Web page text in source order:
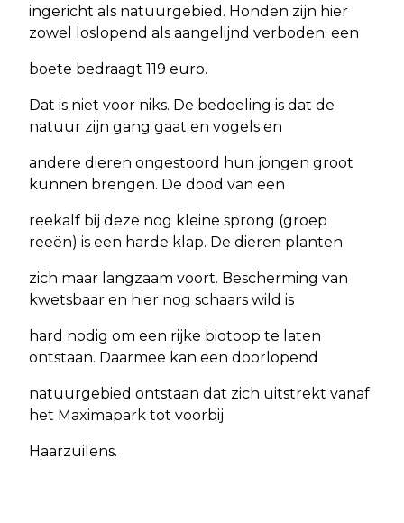
ingericht als natuurgebied. Honden zijn hier
zowel loslopend als aangelijnd verboden: een
boete bedraagt 119 euro.
Dat is niet voor niks. De bedoeling is dat de
natuur zijn gang gaat en vogels en
andere dieren ongestoord hun jongen groot
kunnen brengen. De dood van een
reekalf bij deze nog kleine sprong (groep
reeën) is een harde klap. De dieren planten
zich maar langzaam voort. Bescherming van
kwetsbaar en hier nog schaars wild is
hard nodig om een rijke biotoop te laten
ontstaan. Daarmee kan een doorlopend
natuurgebied ontstaan dat zich uitstrekt vanaf
het Maximapark tot voorbij
Haarzuilens.